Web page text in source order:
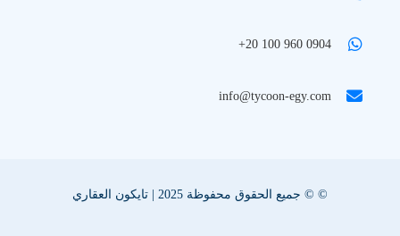
+20 100 960 0904
info@tycoon-egy.com
© © جميع الحقوق محفوظة 2025 | تايكون العقاري